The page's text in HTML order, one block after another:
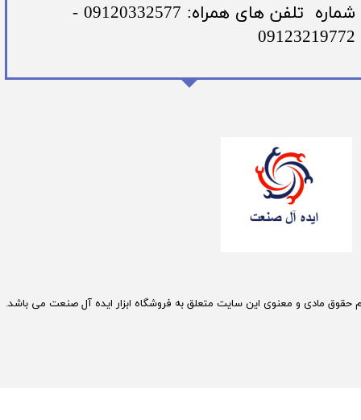
حقوق مادی و معنوی این سایت متعلق به فروشگاه ابزار ایده آل صنعت می باشد.
​شماره تلفن های همراه: 09120332577 -
09123219772